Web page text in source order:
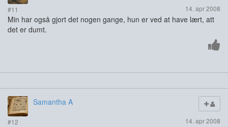
#11 14. apr 2008
Min har også gjort det nogen gange, hun er ved at have lært, att
det er dumt.
Samantha A
#12 14. apr 2008